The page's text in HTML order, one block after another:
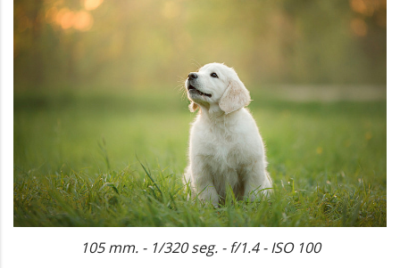
105 mm. - 1/320 seg. - f/1.4 - ISO 100